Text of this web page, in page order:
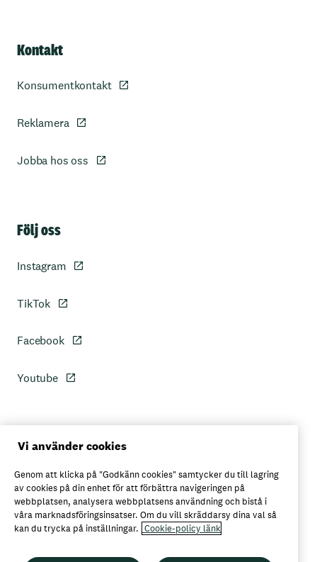
Kontakt
Konsumentkontakt
Reklamera
Jobba hos oss
Följ oss
Instagram
TikTok
Facebook
Youtube
Personuppgiftspolicy
Axfoods integritetspolicy
Här kan du köpa Garant
Vi använder cookies
Genom att klicka på "Godkänn cookies" samtycker du till lagring
av cookies på din enhet för att förbättra navigeringen på
webbplatsen, analysera webbplatsens användning och bistå i
våra marknadsföringsinsatser. Om du vill skräddarsy dina val så
kan du trycka på inställningar. Cookie-policy länk